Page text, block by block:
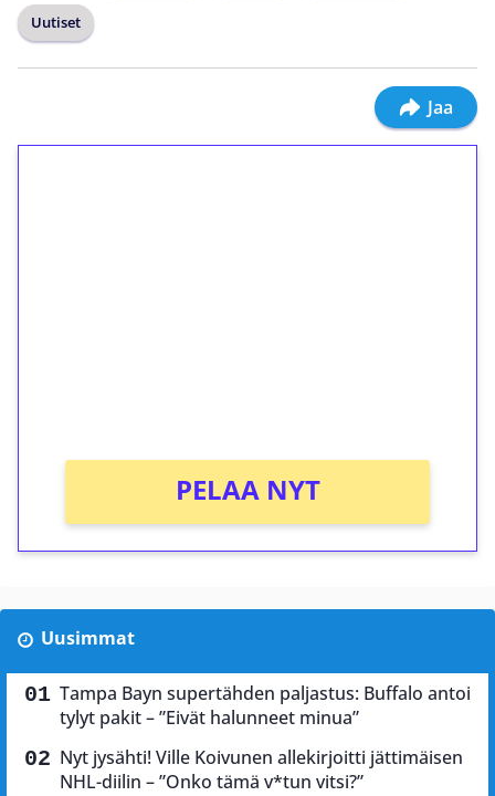
Uutiset
Jaa
PELAA NYT
Uusimmat
Tampa Bayn supertähden paljastus: Buffalo antoi
tylyt pakit – ”Eivät halunneet minua”
Nyt jysähti! Ville Koivunen allekirjoitti jättimäisen
NHL-diilin – ”Onko tämä v*tun vitsi?”